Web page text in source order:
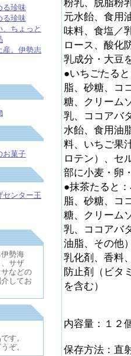
る珍味
る珍味
ちょっと
産。伊勢志
お菓子
センター王
勢海
サザ
などの
してお
す。
ぞ。
粉乳、脱脂粉
元水飴、食用
味料、食塩／
ロース、酸化
乳成分・大豆
●いちごたる
脂、砂糖、コ
糖、クリーム
乳、ココアバ
水飴、食用油
料、いちご果
ロテン）、セ
部に小麦・卵
●抹茶たると
脂、砂糖、コ
糖、クリーム
乳、ココアバ
油脂、その他
乳化剤、香料
防止剤（ビタ
を含む）
内容量：１２
保存方法：直